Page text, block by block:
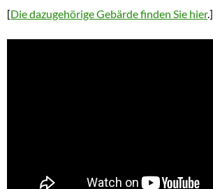
[Die dazugehörige Gebärde finden Sie hier.]